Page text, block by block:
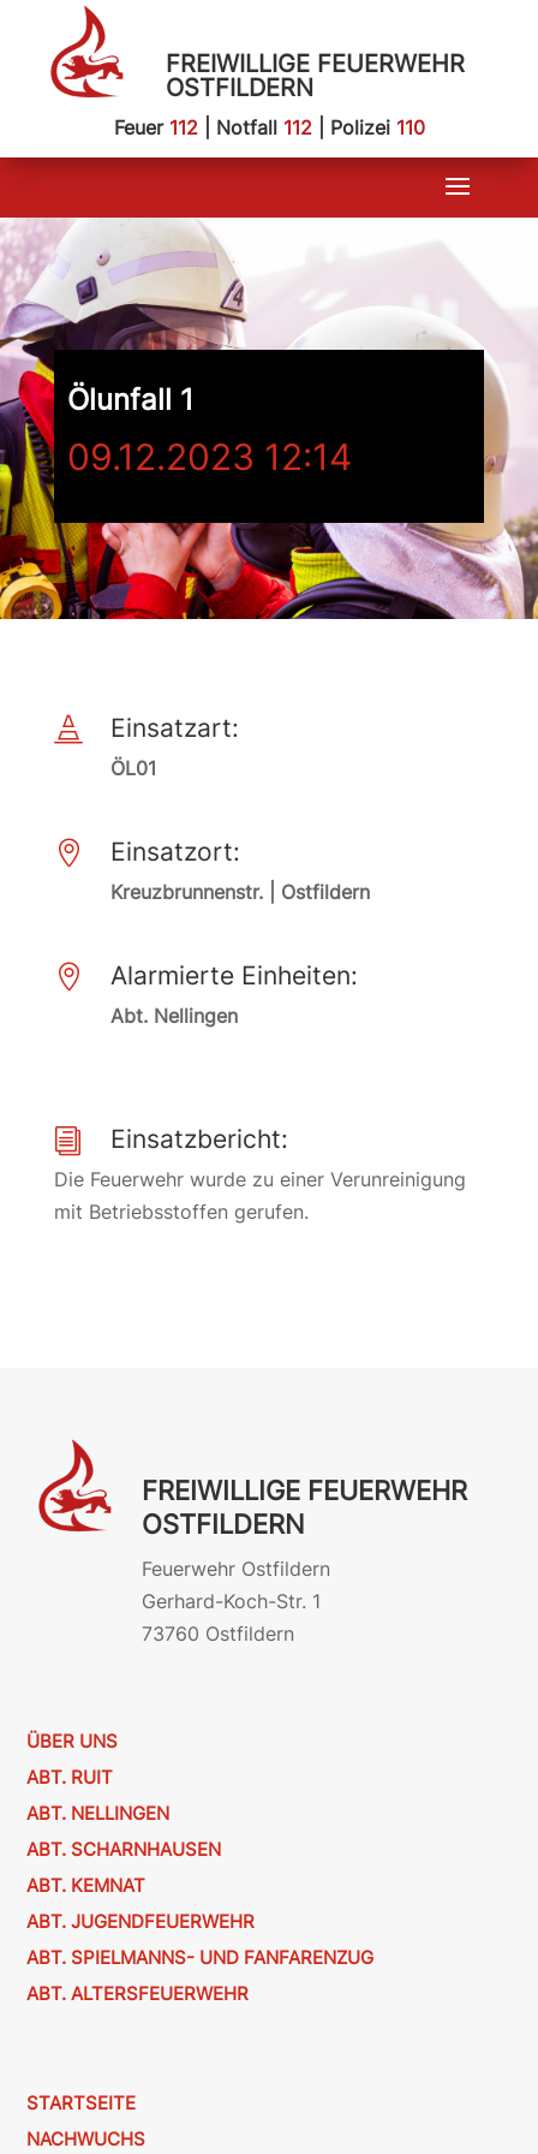
FREIWILLIGE FEUERWEHR
OSTFILDERN
Feuer 112| Notfall 112| Polizei 110
Ölunfall 1
09.12.2023 12:14
 Einsatzart:
ÖL01
 Einsatzort:
Kreuzbrunnenstr. | Ostfildern
 Alarmierte Einheiten:
Abt. Nellingen
i Einsatzbericht:
Die Feuerwehr wurde zu einer Verunreinigung
mit Betriebsstoffen gerufen.
FREIWILLIGE FEUERWEHR
OSTFILDERN
Feuerwehr Ostfildern
Gerhard-Koch-Str. 1
73760 Ostfildern
ÜBER UNS
ABT. RUIT
ABT. NELLINGEN
ABT. SCHARNHAUSEN
ABT. KEMNAT
ABT. JUGENDFEUERWEHR
ABT. SPIELMANNS- UND FANFARENZUG
ABT. ALTERSFEUERWEHR
STARTSEITE
NACHWUCHS